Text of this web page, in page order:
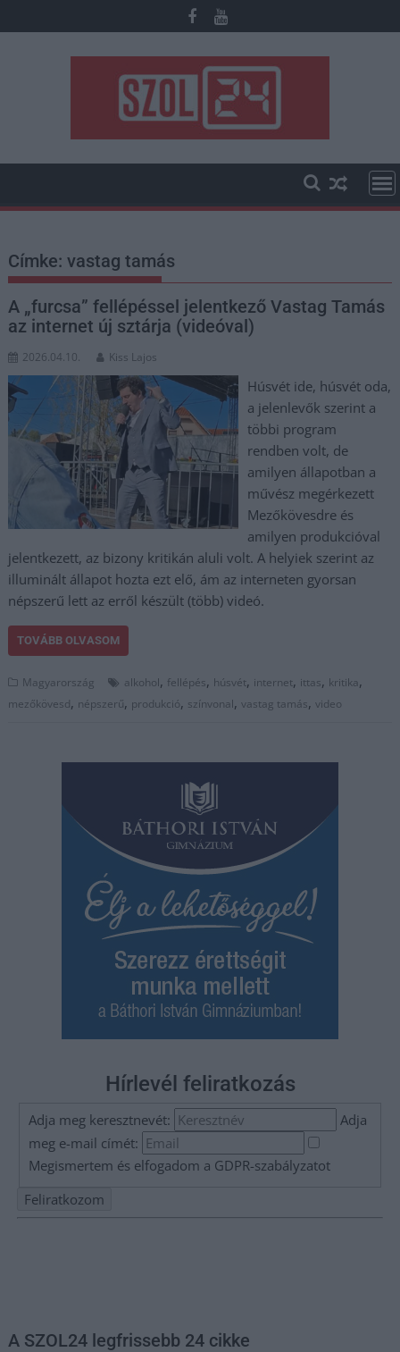
to
Címke:vastag tamás
A „furcsa” fellépéssel jelentkező Vastag Tamás
az internet új sztárja (videóval)
2026.04.10. Kiss Lajos
Húsvét ide, húsvét oda,
a jelenlevők szerint a
többi program
rendben volt, de
amilyen állapotban a
művész megérkezett
Mezőkövesdre és
amilyen produkcióval
jelentkezett, az bizony kritikán aluli volt. A helyiek szerint az
illuminált állapot hozta ezt elő, ám az interneten gyorsan
népszerű lett az erről készült (több) videó.
TOVÁBB OLVASOM
Magyarország alkohol, fellépés, húsvét, internet, ittas, kritika,
mezőkövesd, népszerű, produkció, színvonal,vastag tamás,video
Hírlevél feliratkozás
Adja meg keresztnevét:
Adja
meg e-mail címét:
Megismertem és elfogadom a GDPR-szabályzatot
A SZOL24 legfrissebb 24 cikke